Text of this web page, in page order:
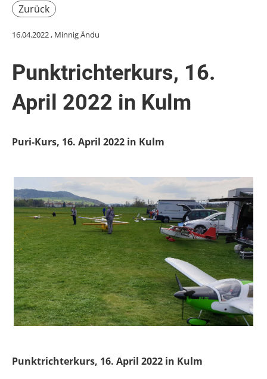
Zurück
16.04.2022, Minnig Ändu
Punktrichterkurs, 16.
April 2022 in Kulm
Puri-Kurs, 16. April 2022 in Kulm
Punktrichterkurs, 16. April 2022 in Kulm